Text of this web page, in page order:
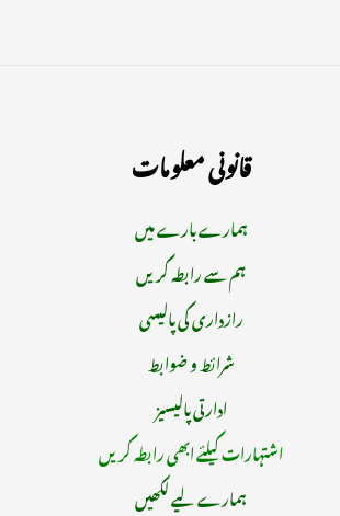
قانونی معلومات
ہمارے بارے میں
ہم سے رابطہ کریں
رازداری کی پالیسی
شرائط و ضوابط
ادارتی پالیسیز
اشتہارات کیلئے ابھی رابطہ کریں
ہمارے لیے لکھیں